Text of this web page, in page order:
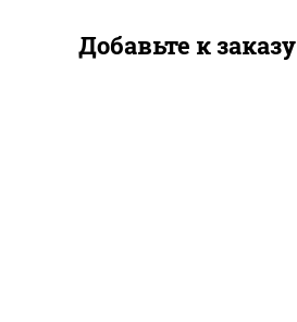
Добавьте к заказу